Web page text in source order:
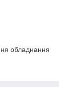
обладнання